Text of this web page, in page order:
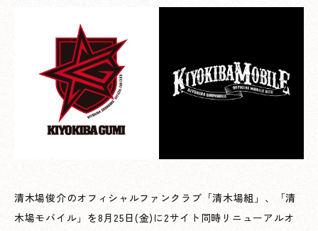
清木場俊介のオフィシャルファンクラブ「清木場組」、「清
木場モバイル」を8月25日(金)に2サイト同時リニューアルオ